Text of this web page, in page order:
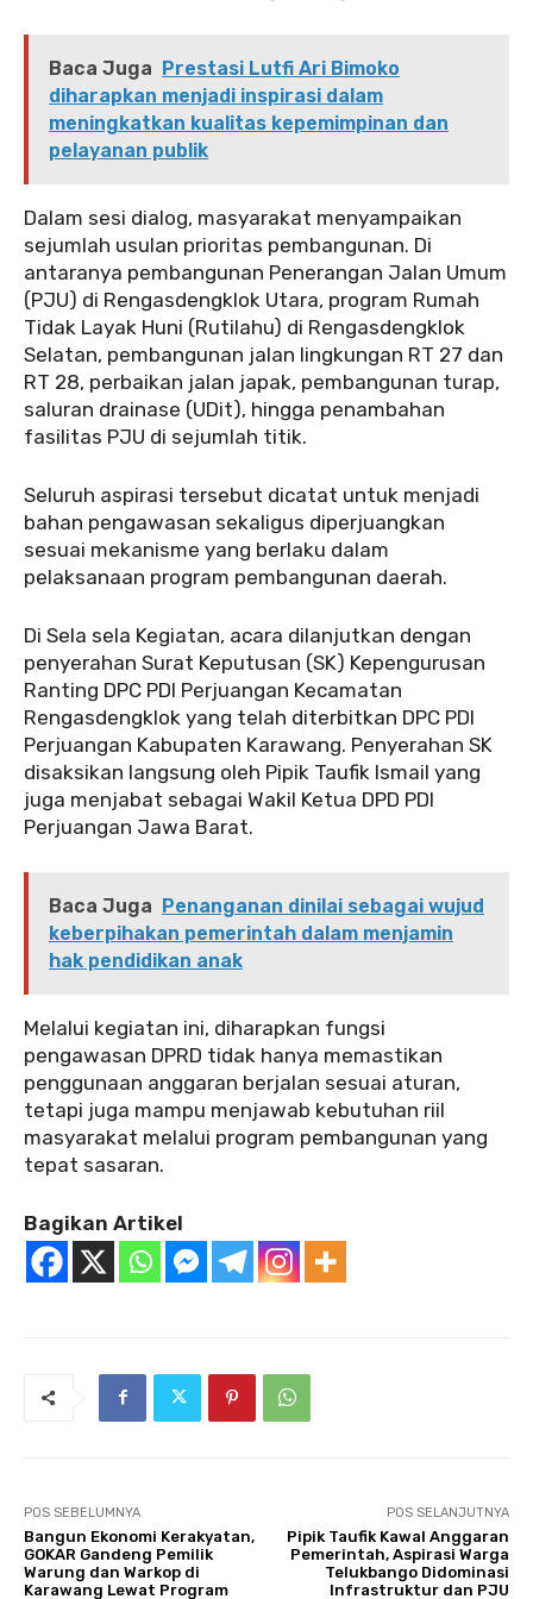
Baca Juga Prestasi Lutfi Ari Bimoko
diharapkan menjadi inspirasi dalam
meningkatkan kualitas kepemimpinan dan
pelayanan publik
Dalam sesi dialog, masyarakat menyampaikan
sejumlah usulan prioritas pembangunan. Di
antaranya pembangunan Penerangan Jalan Umum
(PJU) di Rengasdengklok Utara, program Rumah
Tidak Layak Huni (Rutilahu) di Rengasdengklok
Selatan, pembangunan jalan lingkungan RT 27 dan
RT 28, perbaikan jalan japak, pembangunan turap,
saluran drainase (UDit), hingga penambahan
fasilitas PJU di sejumlah titik.
Seluruh aspirasi tersebut dicatat untuk menjadi
bahan pengawasan sekaligus diperjuangkan
sesuai mekanisme yang berlaku dalam
pelaksanaan program pembangunan daerah.
Di Sela sela Kegiatan, acara dilanjutkan dengan
penyerahan Surat Keputusan (SK) Kepengurusan
Ranting DPC PDI Perjuangan Kecamatan
Rengasdengklok yang telah diterbitkan DPC PDI
Perjuangan Kabupaten Karawang. Penyerahan SK
disaksikan langsung oleh Pipik Taufik Ismail yang
juga menjabat sebagai Wakil Ketua DPD PDI
Perjuangan Jawa Barat.
Baca Juga Penanganan dinilai sebagai wujud
keberpihakan pemerintah dalam menjamin
hak pendidikan anak
Melalui kegiatan ini, diharapkan fungsi
pengawasan DPRD tidak hanya memastikan
penggunaan anggaran berjalan sesuai aturan,
tetapi juga mampu menjawab kebutuhan riil
masyarakat melalui program pembangunan yang
tepat sasaran.
Bagikan Artikel
POS SEBELUMNYA
Bangun Ekonomi Kerakyatan,
GOKAR Gandeng Pemilik
Warung dan Warkop di
Karawang Lewat Program
POS SELANJUTNYA
Pipik Taufik Kawal Anggaran
Pemerintah, Aspirasi Warga
Telukbango Didominasi
Infrastruktur dan PJU